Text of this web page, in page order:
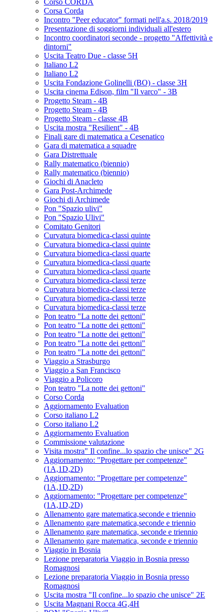
Corso CORDA
Corsa Corda
Incontro "Peer educator" formati nell'a.s. 2018/2019
Presentazione di soggiorni individuali all'estero
Incontro coordinatori seconde - progetto "Affettività e
dintorni"
Uscita Teatro Due - classe 5H
Italiano L2
Italiano L2
Uscita Fondazione Golinelli (BO) - classe 3H
Uscita cinema Edison, film "Il varco" - 3B
Progetto Steam - 4B
Progetto Steam - 4B
Progetto Steam - classe 4B
Uscita mostra "Resilient" - 4B
Finali gare di matematica a Cesenatico
Gara di matematica a squadre
Gara Distrettuale
Rally matematico (biennio)
Rally matematico (biennio)
Giochi di Anacleto
Gara Post-Archimede
Giochi di Archimede
Pon "Spazio ulivi"
Pon "Spazio Ulivi"
Comitato Genitori
Curvatura biomedica-classi quinte
Curvatura biomedica-classi quinte
Curvatura biomedica-classi quarte
Curvatura biomedica-classi quarte
Curvatura biomedica-classi quarte
Curvatura biomedica-classi terze
Curvatura biomedica-classi terze
Curvatura biomedica-classi terze
Curvatura biomedica-classi terze
Pon teatro "La notte dei gettoni"
Pon teatro "La notte dei gettoni"
Pon teatro "La notte dei gettoni"
Pon teatro "La notte dei gettoni"
Pon teatro "La notte dei gettoni"
Viaggio a Strasburgo
Viaggio a San Francisco
Viaggio a Policoro
Pon teatro "La notte dei gettoni"
Corso Corda
Aggiornamento Evaluation
Corso italiano L2
Corso italiano L2
Aggiornamento Evaluation
Commissione valutazione
Visita mostra" Il confine...lo spazio che unisce" 2G
Aggiornamento: "Progettare per competenze"
(1A,1D,2D)
Aggiornamento: "Progettare per competenze"
(1A,1D,2D)
Aggiornamento: "Progettare per competenze"
(1A,1D,2D)
Allenamento gare matematica,seconde e triennio
Allenamento gare matematica,seconde e triennio
Allenamento gare matematica, seconde e triennio
Allenamento gare matematica, seconde e triennio
Viaggio in Bosnia
Lezione preparatoria Viaggio in Bosnia presso
Romagnosi
Lezione preparatoria Viaggio in Bosnia presso
Romagnosi
Uscita mostra "Il confine...lo spazio che unisce" 2E
Uscita Magnani Rocca 4G,4H